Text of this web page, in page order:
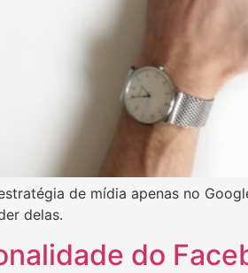
de mídia apenas no
delas.
do